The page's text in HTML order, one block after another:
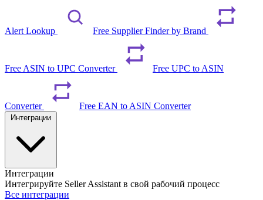
Alert Lookup Free Supplier Finder by Brand
Free ASIN to UPC Converter Free UPC to ASIN
Converter Free EAN to ASIN Converter
Интеграции
Интегрируйте Seller Assistant в свой рабочий процесс
Все интеграции